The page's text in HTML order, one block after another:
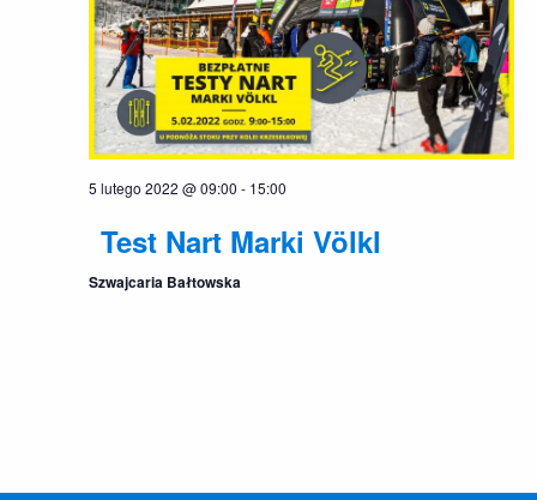
5 lutego 2022 @ 09:00 - 15:00
Test Nart Marki Völkl
Szwajcaria Bałtowska